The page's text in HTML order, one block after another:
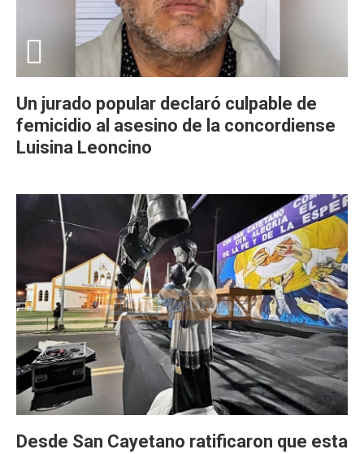
Un jurado popular declaró culpable de
femicidio al asesino de la concordiense
Luisina Leoncino
Desde San Cayetano ratificaron que esta